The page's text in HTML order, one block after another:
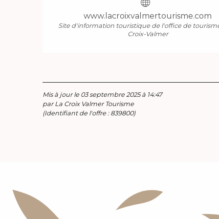
www.lacroixvalmertourisme.com
Site d'information touristique de l'office de
Croix-Valmer
Mis à jour le 03 septembre 2025 à 14:47
par La Croix Valmer Tourisme
(Identifiant de l'offre : 839800)